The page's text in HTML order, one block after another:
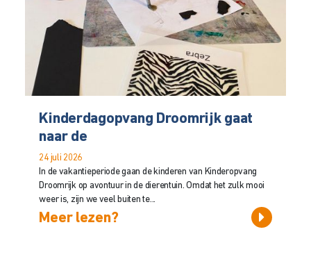
Kinderdagopvang Droomrijk gaat
naar de
24 juli 2026
In de vakantieperiode gaan de kinderen van Kinderopvang
Droomrijk op avontuur in de dierentuin. Omdat het zulk mooi
weer is, zijn we veel buiten te...
Meer lezen?